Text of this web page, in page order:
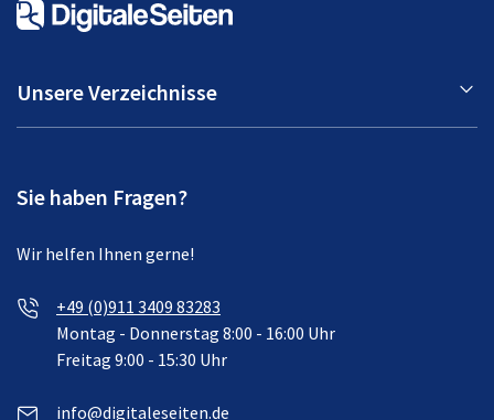
Unsere Verzeichnisse
Sie haben Fragen?
Wir helfen Ihnen gerne!
+49 (0)911 3409 83283
Montag - Donnerstag 8:00 - 16:00 Uhr
Freitag 9:00 - 15:30 Uhr
info@digitaleseiten.de